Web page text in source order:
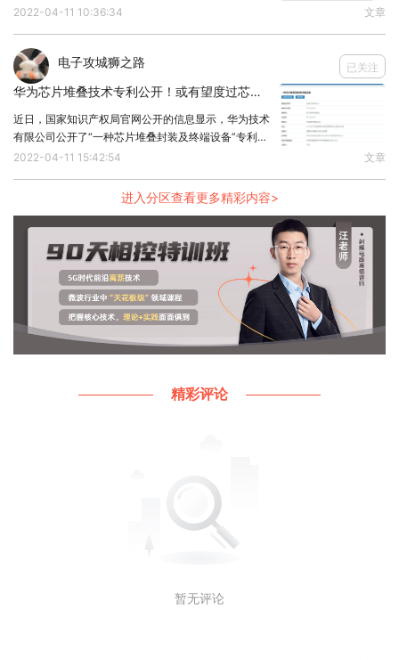
电、三星和美光这四家厂商有可能拿走350亿美元，
的。
雷蒙多在这关键时期提出了“芯片法案2.0”的
可行性，虽然这需要漫长的时间，但起码能“画个大
饼”安抚那些没拿到补贴甚至较少补贴的企业，鼓励
他们在美国继续投资。
学数据结构，基础入门，名师讲解，助你启航《凡亿教
人，CEO马斯克透露，他本人上周四在得克萨
2022-04-11 10:36:34 文章
电子攻城狮之路 已关注
华为芯片堆叠技术专利公开！或有望度过芯片难关
近日，国家知识产权局官网公开的信息显示，华为技术
有限公司公开了“一种芯片堆叠封装及终端设备”专利。
据摘要显示，本公开涉及半导体技术领域，其能够在保
本高的问题。专利文件显示，该芯片堆叠封装包括：
2022-04-11 15:42:54 文章
进入分区查看更多精彩内容>
精彩评论
暂无评论